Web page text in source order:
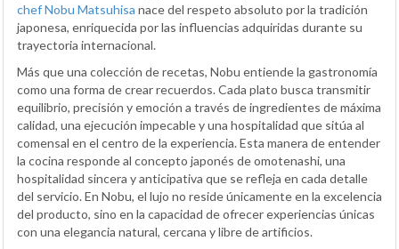
chef Nobu Matsuhisa nace del respeto absoluto por la tradición
japonesa, enriquecida por las influencias adquiridas durante su
trayectoria internacional.
Más que una colección de recetas, Nobu entiende la gastronomía
como una forma de crear recuerdos. Cada plato busca transmitir
equilibrio, precisión y emoción a través de ingredientes de máxima
calidad, una ejecución impecable y una hospitalidad que sitúa al
comensal en el centro de la experiencia. Esta manera de entender
la cocina responde al concepto japonés de omotenashi, una
hospitalidad sincera y anticipativa que se refleja en cada detalle
del servicio. En Nobu, el lujo no reside únicamente en la excelencia
del producto, sino en la capacidad de ofrecer experiencias únicas
con una elegancia natural, cercana y libre de artificios.